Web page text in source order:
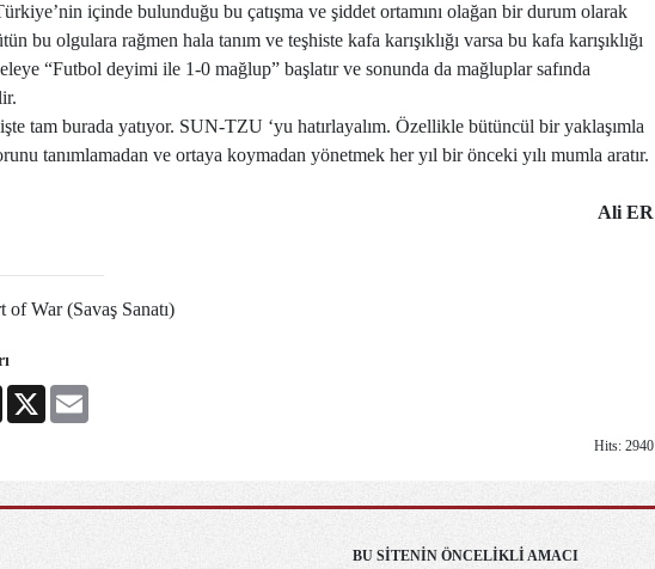
içinde bulunduğu bu çatışma ve şiddet ortamını olağan bir durum olarak
bu olgulara rağmen hala tanım ve teşhiste kafa karışıklığı varsa bu kafa karışıklığı
“Futbol deyimi ile 1-0 mağlup” başlatır ve sonunda da mağluplar safında
işte tam burada yatıyor. SUN-TZU ‘yu hatırlayalım. Özellikle bütüncül bir yaklaşımla
tanımlamadan ve ortaya koymadan yönetmek her yıl bir önceki yılı mumla aratır.
Ali ER
War (Savaş Sanatı)
Threads
X
Hits: 2940
BU SİTENİN ÖNCELİKLİ AMACI